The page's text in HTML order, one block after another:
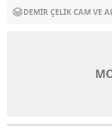
DEMIR ÇELIK CAM VE